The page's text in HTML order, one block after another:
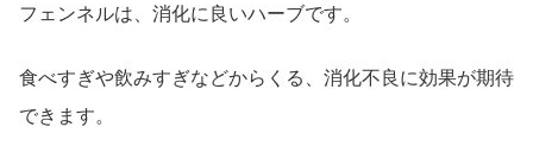
フェンネルは、消化に良いハーブです。
食べすぎや飲みすぎなどからくる、消化不良に効果が期待
できます。